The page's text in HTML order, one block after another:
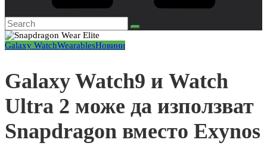
Galaxy WatchWearablesНовини
Galaxy Watch9 и Watch
Ultra 2 може да използват
Snapdragon вместо Exynos